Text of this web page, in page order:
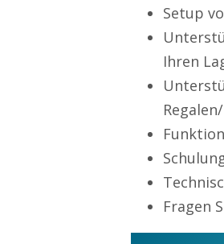
Setup
Ihren
Fragen